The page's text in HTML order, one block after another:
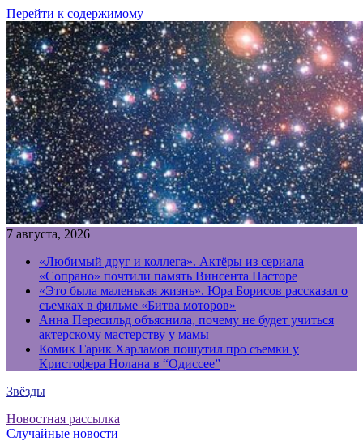
Перейти к содержимому
7 августа, 2026
«Любимый друг и коллега». Актёры из сериала
«Сопрано» почтили память Винсента Пасторе
«Это была маленькая жизнь». Юра Борисов рассказал о
съемках в фильме «Битва моторов»
Анна Пересильд объяснила, почему не будет учиться
актерскому мастерству у мамы
Комик Гарик Харламов пошутил про съемки у
Кристофера Нолана в “Одиссее”
Звёзды
Новостная рассылка
Случайные новости